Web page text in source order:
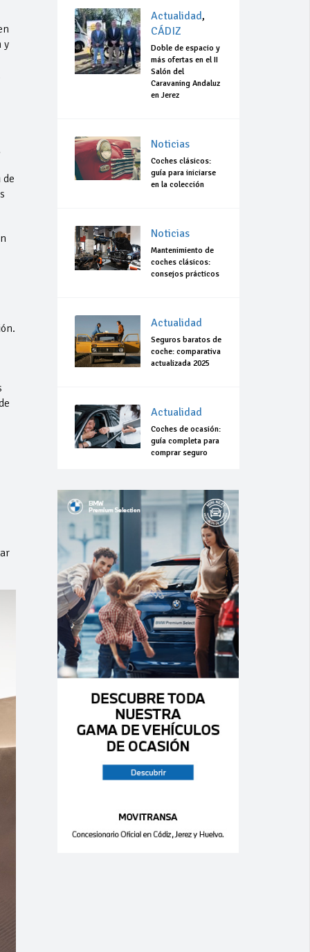
y
Actualidad,
CÁDIZ
Doble de espacio y
más ofertas en el II
Salón del
Caravaning Andaluz
en Jerez
Noticias
Coches clásicos:
guía para iniciarse
en la colección
Noticias
Mantenimiento de
coches clásicos:
consejos prácticos
Actualidad
Seguros baratos de
coche: comparativa
actualizada 2025
Actualidad
Coches de ocasión:
guía completa para
comprar seguro